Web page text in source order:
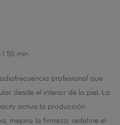
| 50 min
profesional que
desde el interior de la piel. La
activa la producción
mejora la firmeza, redefine el